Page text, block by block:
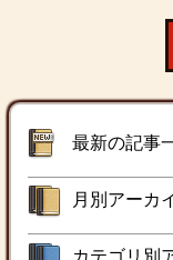
最新の記事
月別アーカ
カテゴリ別